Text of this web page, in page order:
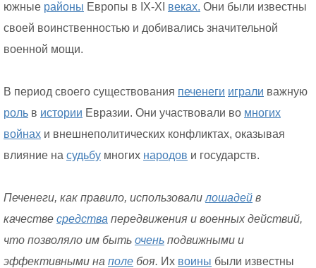
южные районы Европы в IX-XI веках. Они были известны
своей воинственностью и добивались значительной
военной мощи.
В период своего существования печенеги играли важную
роль в истории Евразии. Они участвовали во многих
войнах и внешнеполитических конфликтах, оказывая
влияние на судьбу многих народов и государств.
Печенеги, как правило, использовали лошадей в
качестве средства передвижения и военных действий,
что позволяло им быть очень подвижными и
эффективными на поле боя. Их воины были известны